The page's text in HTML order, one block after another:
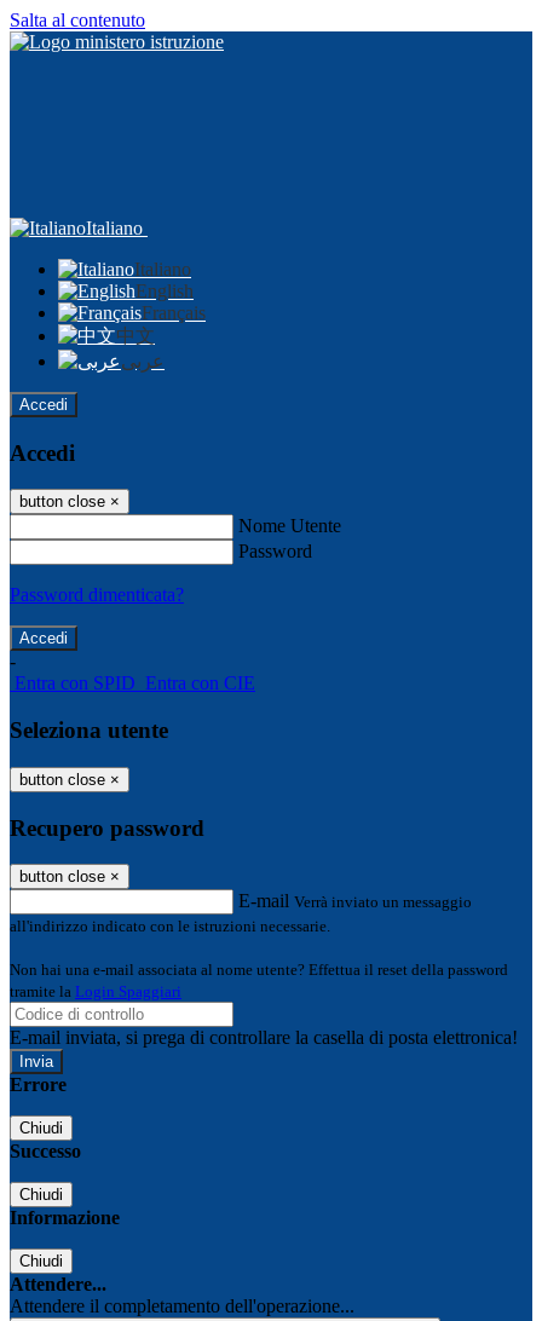
Salta al contenuto
Italiano
Italiano
English
Français
中文
عربى
Accedi
Accedi
button close ×
Nome Utente
Password
Password dimenticata?
-
Entra con SPID Entra con CIE
Seleziona utente
button close ×
Recupero password
button close ×
E-mail Verrà inviato un messaggio
all'indirizzo indicato con le istruzioni necessarie.
Non hai una e-mail associata al nome utente? Effettua il reset della password
tramite la Login Spaggiari
E-mail inviata, si prega di controllare la casella di posta elettronica!
Errore
Chiudi
Successo
Chiudi
Informazione
Chiudi
Attendere...
Attendere il completamento dell'operazione...